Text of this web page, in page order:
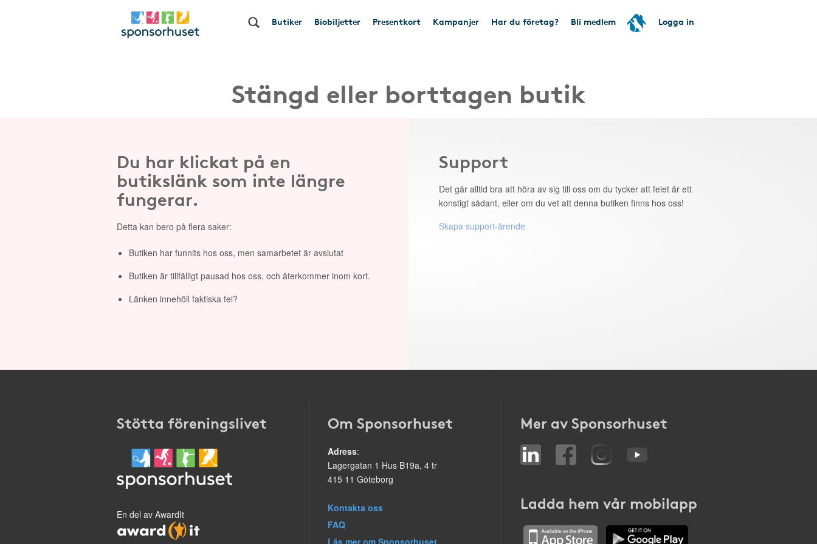
Butiker Biobiljetter Presentkort Kampanjer Har du företag? Bli medlem Logga in
Stängd eller borttagen butik
Du har klickat på en
butikslänk som inte längre
fungerar.
Detta kan bero på flera saker:
Butiken har funnits hos oss, men samarbetet är avslutat
Butiken är tillfälligt pausad hos oss, och återkommer inom kort.
Länken innehöll faktiska fel?
Support
Det går alltid bra att höra av sig till oss om du tycker att felet är ett
konstigt sådant, eller om du vet att denna butiken finns hos oss!
Skapa support-ärende
Stötta föreningslivet
En del av AwardIt
Om Sponsorhuset
Adress:
Lagergatan 1 Hus B19a, 4 tr
415 11 Göteborg
Kontakta oss
FAQ
Läs mer om Sponsorhuset
Mer av Sponsorhuset
Ladda hem vår mobilapp